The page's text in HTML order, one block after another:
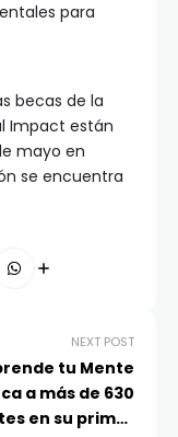
para
becas de la
Impact están
mayo en
se encuentra
NEXT POST
tu Mente
a más de 630
en su primer